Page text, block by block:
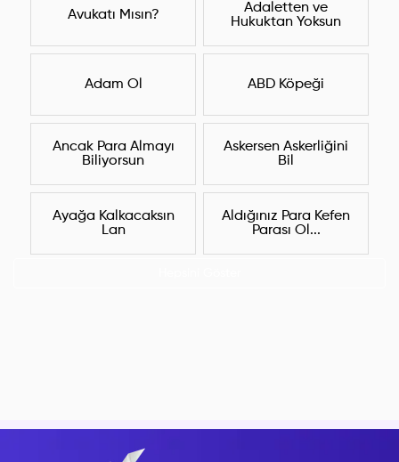
Avukatı Mısın?
Adaletten ve
Hukuktan Yoksun
Adam Ol ABD Köpeği
Ancak Para Almayı
Biliyorsun
Askersen Askerliğini
Bil
Ayağa Kalkacaksın
Lan
Aldığınız Para Kefen
Parası Ol...